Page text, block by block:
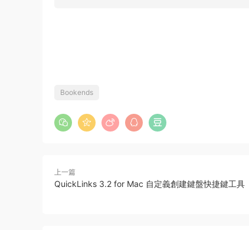
Bookends
上一篇
QuickLinks 3.2 for Mac 自定義創建鍵盤快捷鍵工具